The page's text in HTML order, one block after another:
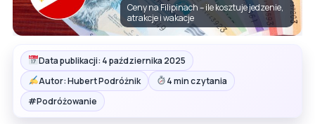
Ceny na Filipinach – ile kosztuje jedzenie,
atrakcje i wakacje
Data publikacji: 4 października 2025
Autor: Hubert Podróżnik
4 min czytania
#Podróżowanie